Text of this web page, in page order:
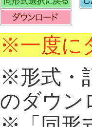
※一度に
※形式・
のダウン